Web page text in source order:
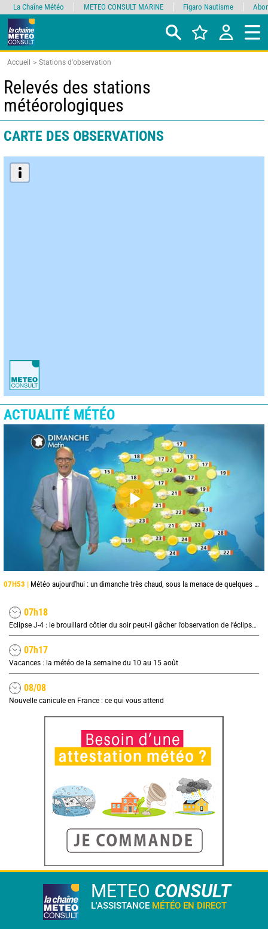
Accueil Stations d'observation
Relevés des stations
météorologiques
CARTE DES OBSERVATIONS
ACTUALITÉ MÉTÉO
07H53 | Météo aujourd'hui : un dimanche très chaud, sous la menace de quelques orages
07h18
Eclipse J-4 : le brouillard côtier du soir peut-il gâcher l’observation de l’éclipse à la plage ?
07h17
Vacances : la météo de la semaine du 10 au 15 août
08/08
Nouvelle canicule en France : ce qui vous attend
METEO CONSULT
L'ASSISTANCE MÉTÉO EN DIRECT
La Chaîne Météo METEO CONSULT MARINE Figaro Nautisme